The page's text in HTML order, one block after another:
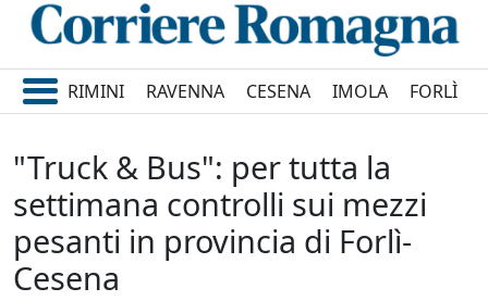
RIMINI RAVENNA CESENA IMOLA FORLÌ
"Truck & Bus": per tutta la
settimana controlli sui mezzi
pesanti in provincia di Forlì-
Cesena